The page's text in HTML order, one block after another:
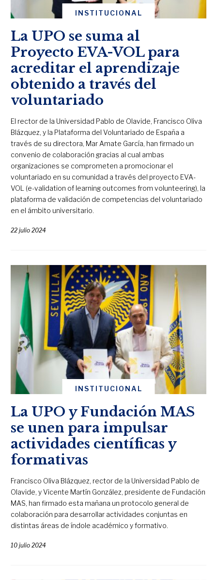
INSTITUCIONAL
La UPO se suma al
Proyecto EVA-VOL para
acreditar el aprendizaje
obtenido a través del
voluntariado
El rector de la Universidad Pablo de Olavide, Francisco Oliva
Blázquez, y la Plataforma del Voluntariado de España a
través de su directora, Mar Amate García, han firmado un
convenio de colaboración gracias al cual ambas
organizaciones se comprometen a promocionar el
voluntariado en su comunidad a través del proyecto EVA-
VOL (e-validation of learning outcomes from volunteering), la
plataforma de validación de competencias del voluntariado
en el ámbito universitario.
22 julio 2024
INSTITUCIONAL
La UPO y Fundación MAS
se unen para impulsar
actividades científicas y
formativas
Francisco Oliva Blázquez, rector de la Universidad Pablo de
Olavide, y Vicente Martín González, presidente de Fundación
MAS, han firmado esta mañana un protocolo general de
colaboración para desarrollar actividades conjuntas en
distintas áreas de índole académico y formativo.
10 julio 2024